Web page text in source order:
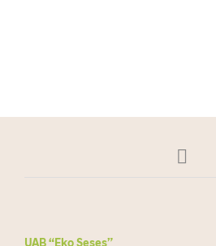
UAB “Eko Seses”